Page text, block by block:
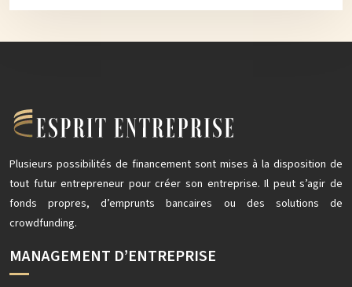
Plusieurs possibilités de financement sont mises à la disposition de
tout futur entrepreneur pour créer son entreprise. Il peut s’agir de
fonds propres, d’emprunts bancaires ou des solutions de
crowdfunding.
MANAGEMENT D’ENTREPRISE